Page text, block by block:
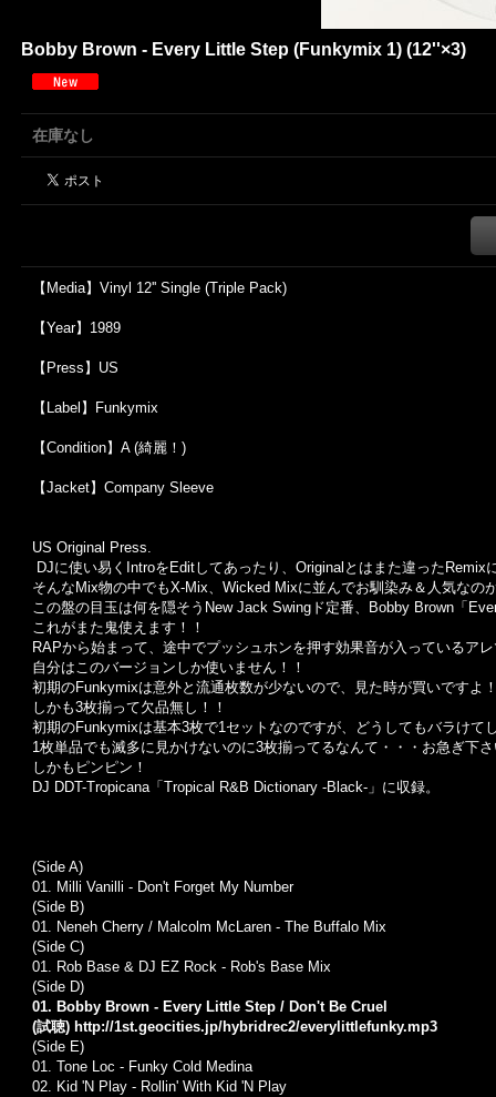
Bobby Brown - Every Little Step (Funkymix 1) (12''×3)
在庫なし
【Media】Vinyl 12'' Single (Triple Pack)
【Year】1989
【Press】US
【Label】Funkymix
【Condition】A (綺麗！)
【Jacket】Company Sleeve
US Original Press.
DJに使い易くIntroをEditしてあったり、Originalとはまた違った
そんなMix物の中でもX-Mix、Wicked Mixに並んでお馴染み＆人気なの
この盤の目玉は何を隠そうNew Jack Swingド定番、Bobby Brown「
これがまた鬼使えます！！
RAPから始まって、途中でプッシュホンを押す効果音が入っているア
自分はこのバージョンしか使いません！！
初期のFunkymixは意外と流通枚数が少ないので、見た時が買いですよ
しかも3枚揃って欠品無し！！
初期のFunkymixは基本3枚で1セットなのですが、どうしてもバラけて
1枚単品でも滅多に見かけないのに3枚揃ってるなんて・・・お急ぎ下
しかもピンピン！
DJ DDT-Tropicana「Tropical R&B Dictionary -Black-」に収録。
(Side A)
01. Milli Vanilli - Don't Forget My Number
(Side B)
01. Neneh Cherry / Malcolm McLaren - The Buffalo Mix
(Side C)
01. Rob Base & DJ EZ Rock - Rob's Base Mix
(Side D)
01. Bobby Brown - Every Little Step / Don't Be Cruel
(試聴) http://1st.geocities.jp/hybridrec2/everylittlefunky.mp3
(Side E)
01. Tone Loc - Funky Cold Medina
02. Kid 'N Play - Rollin' With Kid 'N Play